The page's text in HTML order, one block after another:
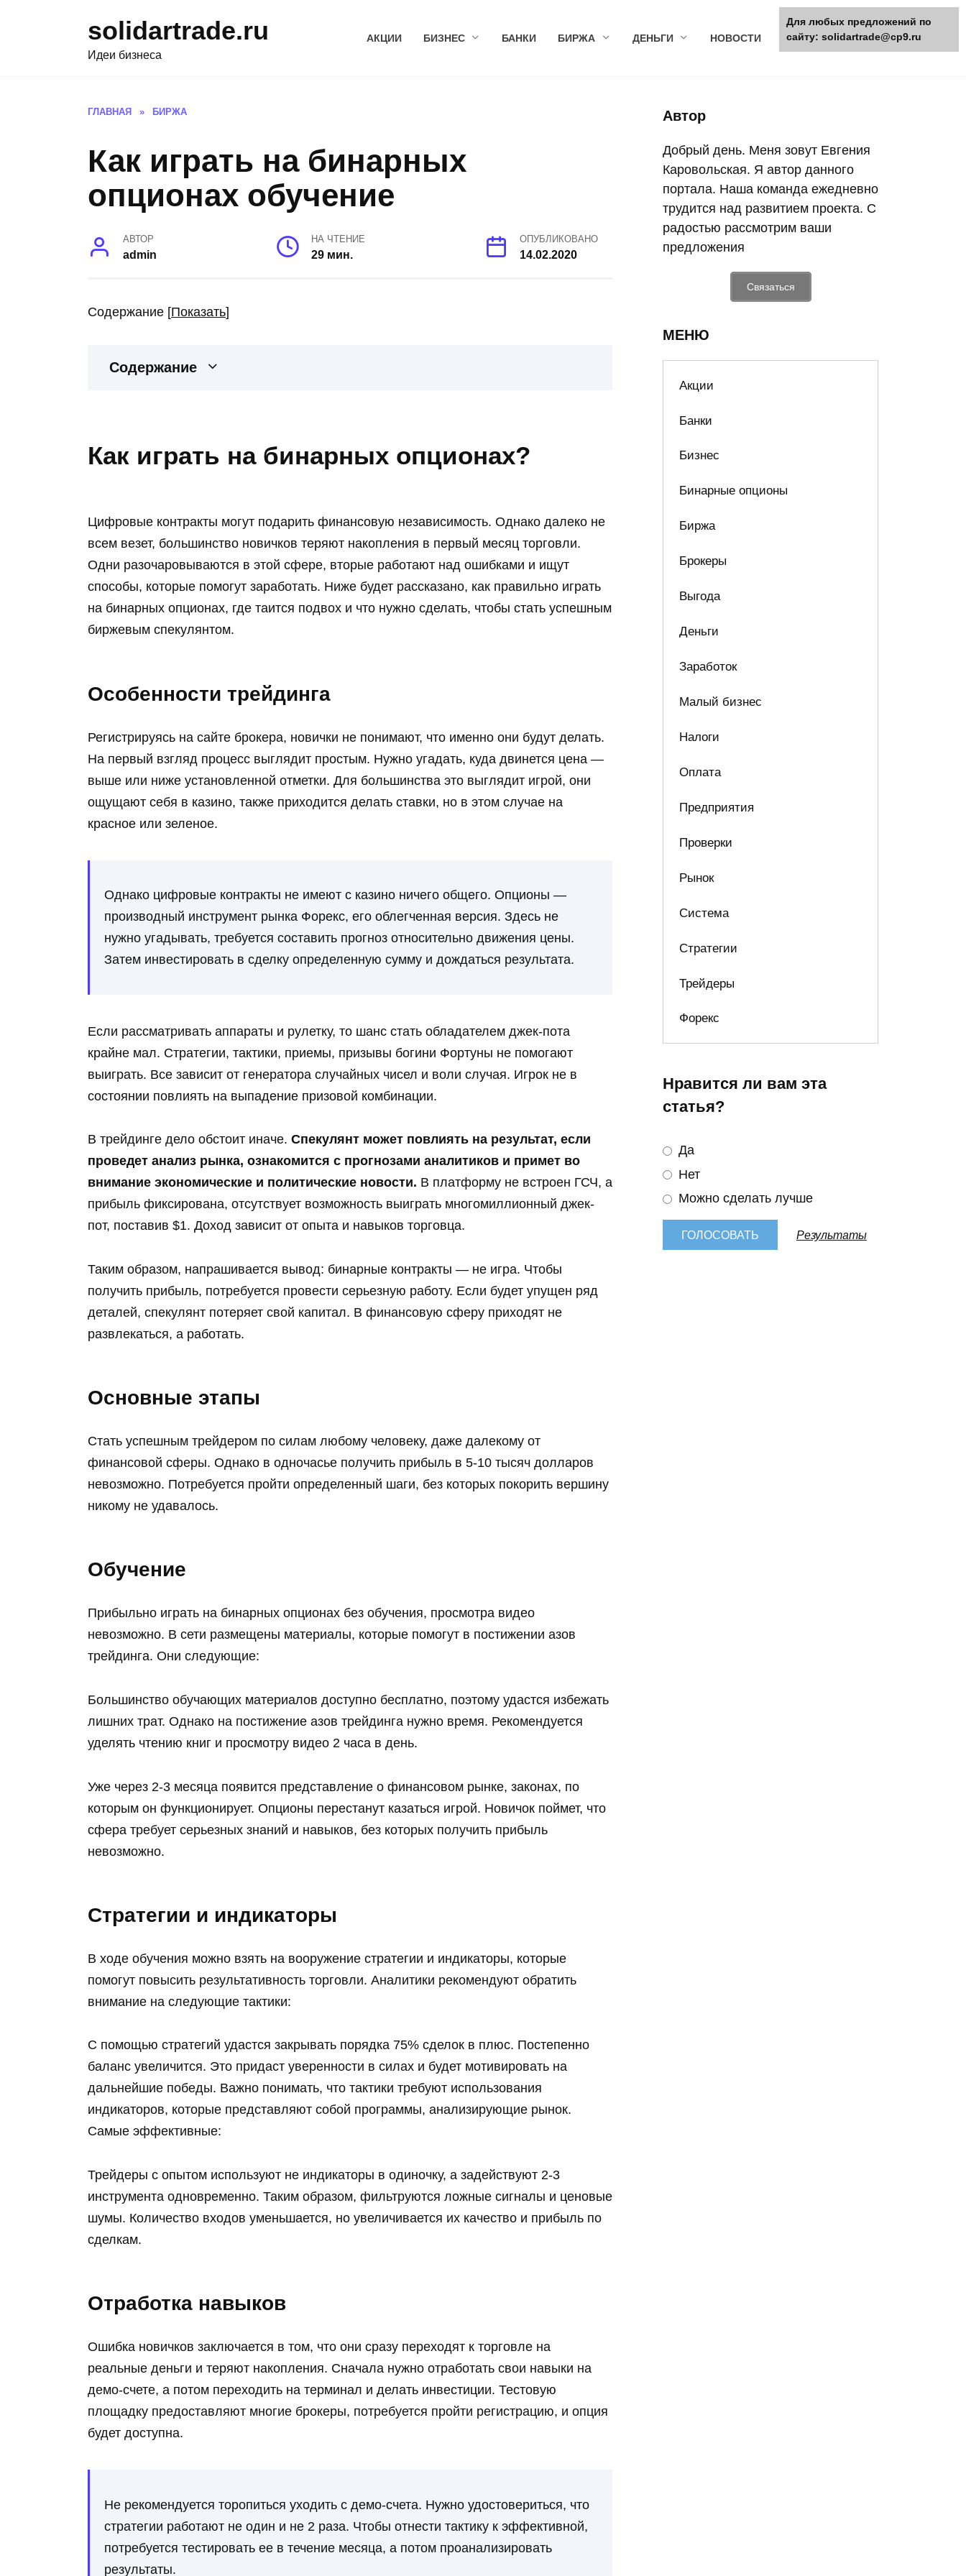
solidartrade.ru
Идеи бизнеса
АКЦИИ БИЗНЕС БАНКИ БИРЖА ДЕНЬГИ НОВОСТИ
ГЛАВНАЯ » БИРЖА
Как играть на бинарных
опционах обучение
АВТОР
admin
НА ЧТЕНИЕ
29 мин.
ОПУБЛИКОВАНО
14.02.2020
Содержание [Показать]
Содержание
Как играть на бинарных опционах?
Цифровые контракты могут подарить финансовую независимость. Однако далеко не
всем везет, большинство новичков теряют накопления в первый месяц торговли.
Одни разочаровываются в этой сфере, вторые работают над ошибками и ищут
способы, которые помогут заработать. Ниже будет рассказано, как правильно играть
на бинарных опционах, где таится подвох и что нужно сделать, чтобы стать успешным
биржевым спекулянтом.
Особенности трейдинга
Регистрируясь на сайте брокера, новички не понимают, что именно они будут делать.
На первый взгляд процесс выглядит простым. Нужно угадать, куда двинется цена —
выше или ниже установленной отметки. Для большинства это выглядит игрой, они
ощущают себя в казино, также приходится делать ставки, но в этом случае на
красное или зеленое.
Однако цифровые контракты не имеют с казино ничего общего. Опционы —
производный инструмент рынка Форекс, его облегченная версия. Здесь не
нужно угадывать, требуется составить прогноз относительно движения цены.
Затем инвестировать в сделку определенную сумму и дождаться результата.
Если рассматривать аппараты и рулетку, то шанс стать обладателем джек-пота
крайне мал. Стратегии, тактики, приемы, призывы богини Фортуны не помогают
выиграть. Все зависит от генератора случайных чисел и воли случая. Игрок не в
состоянии повлиять на выпадение призовой комбинации.
В трейдинге дело обстоит иначе. Спекулянт может повлиять на результат, если
проведет анализ рынка, ознакомится с прогнозами аналитиков и примет во
внимание экономические и политические новости. В платформу не встроен ГСЧ, а
прибыль фиксирована, отсутствует возможность выиграть многомиллионный джек-
пот, поставив $1. Доход зависит от опыта и навыков торговца.
Таким образом, напрашивается вывод: бинарные контракты — не игра. Чтобы
получить прибыль, потребуется провести серьезную работу. Если будет упущен ряд
деталей, спекулянт потеряет свой капитал. В финансовую сферу приходят не
развлекаться, а работать.
Основные этапы
Стать успешным трейдером по силам любому человеку, даже далекому от
финансовой сферы. Однако в одночасье получить прибыль в 5-10 тысяч долларов
невозможно. Потребуется пройти определенный шаги, без которых покорить вершину
никому не удавалось.
Обучение
Прибыльно играть на бинарных опционах без обучения, просмотра видео
невозможно. В сети размещены материалы, которые помогут в постижении азов
трейдинга. Они следующие:
Большинство обучающих материалов доступно бесплатно, поэтому удастся избежать
лишних трат. Однако на постижение азов трейдинга нужно время. Рекомендуется
уделять чтению книг и просмотру видео 2 часа в день.
Уже через 2-3 месяца появится представление о финансовом рынке, законах, по
которым он функционирует. Опционы перестанут казаться игрой. Новичок поймет, что
сфера требует серьезных знаний и навыков, без которых получить прибыль
невозможно.
Стратегии и индикаторы
В ходе обучения можно взять на вооружение стратегии и индикаторы, которые
помогут повысить результативность торговли. Аналитики рекомендуют обратить
внимание на следующие тактики:
С помощью стратегий удастся закрывать порядка 75% сделок в плюс. Постепенно
баланс увеличится. Это придаст уверенности в силах и будет мотивировать на
дальнейшие победы. Важно понимать, что тактики требуют использования
индикаторов, которые представляют собой программы, анализирующие рынок.
Самые эффективные:
Трейдеры с опытом используют не индикаторы в одиночку, а задействуют 2-3
инструмента одновременно. Таким образом, фильтруются ложные сигналы и ценовые
шумы. Количество входов уменьшается, но увеличивается их качество и прибыль по
сделкам.
Отработка навыков
Ошибка новичков заключается в том, что они сразу переходят к торговле на
реальные деньги и теряют накопления. Сначала нужно отработать свои навыки на
демо-счете, а потом переходить на терминал и делать инвестиции. Тестовую
площадку предоставляют многие брокеры, потребуется пройти регистрацию, и опция
будет доступна.
Не рекомендуется торопиться уходить с демо-счета. Нужно удостовериться, что
стратегии работают не один и не 2 раза. Чтобы отнести тактику к эффективной,
потребуется тестировать ее в течение месяца, а потом проанализировать
результаты.
Автор
Добрый день. Меня зовут Евгения
Каровольская. Я автор данного
портала. Наша команда ежедневно
трудится над развитием проекта. С
радостью рассмотрим ваши
предложения
Связаться
МЕНЮ
Акции
Банки
Бизнес
Бинарные опционы
Биржа
Брокеры
Выгода
Деньги
Заработок
Малый бизнес
Налоги
Оплата
Предприятия
Проверки
Рынок
Система
Стратегии
Трейдеры
Форекс
Нравится ли вам эта
статья?
Да
Нет
Можно сделать лучше
Результаты
Для любых предложений по
сайту: solidartrade@cp9.ru